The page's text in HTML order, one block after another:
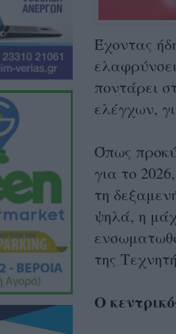
Έχοντας
ποντάρει
ελέγχων,
Όπως
για το
τη
ψηλά, η
της
Ο